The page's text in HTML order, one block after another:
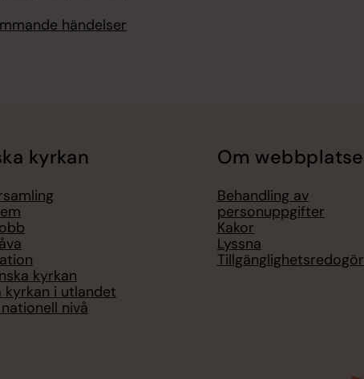
händelser
kyrkan
kyrkan
kyrkan i utlandet
nivå
Om
Behandling av
personuppgifter
Kakor
Lyssna